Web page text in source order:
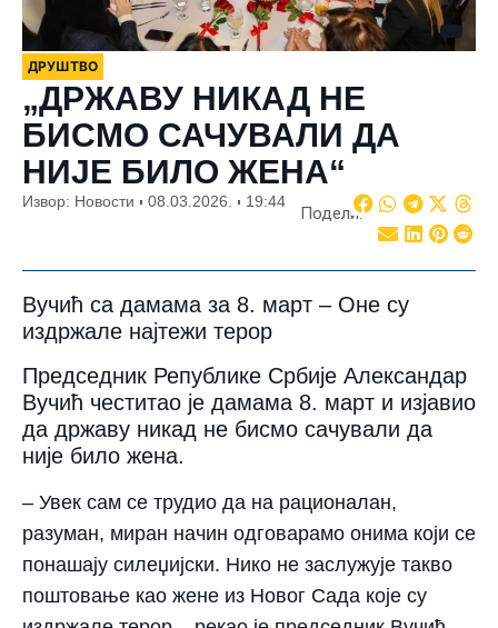
ДРУШТВО
„ДРЖАВУ НИКАД НЕ
БИСМО САЧУВАЛИ ДА
НИЈЕ БИЛО ЖЕНА“
Извор: Новости 08.03.2026. 19:44
Подели:
Вучић са дамама за 8. март – Оне су
издржале најтежи терор
Председник Републике Србије Александар
Вучић честитао је дамама 8. март и изјавио
да државу никад не бисмо сачували да
није било жена.
– Увек сам се трудио да на рационалан,
разуман, миран начин одговарамо онима који се
понашају силеџијски. Нико не заслужује такво
поштовање као жене из Новог Сада које су